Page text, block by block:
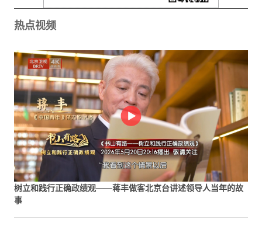
热点视频
树立和践行正确政绩观——蒋丰做客北京台讲述领导人当年的故
事